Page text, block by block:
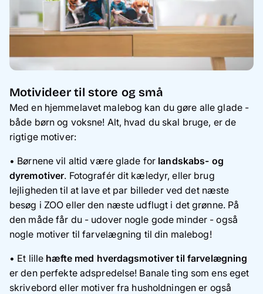
Motivideer til store og små
Med en hjemmelavet malebog kan du gøre alle glade -
både børn og voksne! Alt, hvad du skal bruge, er de
rigtige motiver:
• Børnene vil altid være glade for landskabs- og
dyremotiver. Fotografér dit kæledyr, eller brug
lejligheden til at lave et par billeder ved det næste
besøg i ZOO eller den næste udflugt i det grønne. På
den måde får du - udover nogle gode minder - også
nogle motiver til farvelægning til din malebog!
• Et lille hæfte med hverdagsmotiver til farvelægning
er den perfekte adspredelse! Banale ting som ens eget
skrivebord eller motiver fra husholdningen er også